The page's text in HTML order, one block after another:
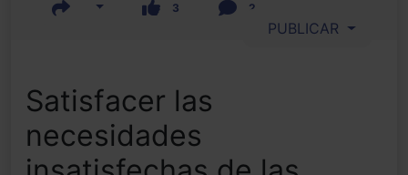
3 2
PUBLICAR
Satisfacer las
necesidades